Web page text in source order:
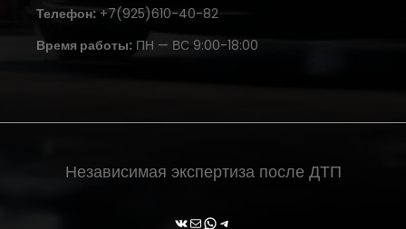
Телефон: +7(925)610-40-82
Время работы: ПН — ВС 9:00-18:00
Независимая экспертиза после ДТП
ВКонтакте Почта WhatsApp Telegram